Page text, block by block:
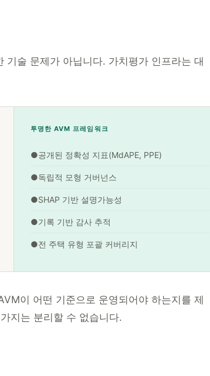
술 문제가 아닙니다. 가치평가 인프라는 대
투명한 AVM 프레임워크
●공개된 정확성 지표(MdAPE, PPE)
●독립적 모형 거버넌스
●SHAP 기반 설명가능성
●기록 기반 감사 추적
●전 주택 유형 포괄 커버리지
이 어떤 기준으로 운영되어야 하는지를 제
지는 분리할 수 없습니다.